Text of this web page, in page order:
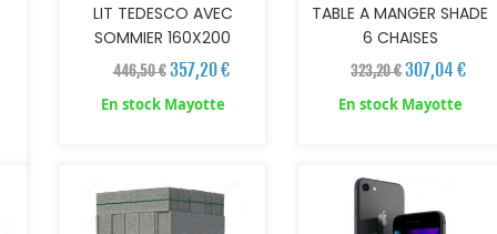
LIT TEDESCO AVEC
SOMMIER 160X200
446,50 € 357,20 €
En stock Mayotte
TABLE A MANGER SHADE
6 CHAISES
323,20 €307,04 €
En stock Mayotte
AJOUTER AU PANIER